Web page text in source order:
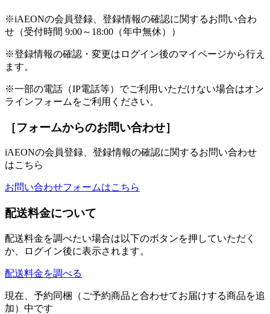
※iAEONの会員登録、登録情報の確認に関するお問い合わ
せ（受付時間 9:00～18:00（年中無休））
※登録情報の確認・変更はログイン後のマイページから行え
ます。
※一部の電話（IP電話等）でご利用いただけない場合はオン
ラインフォームをご利用ください。
［フォームからのお問い合わせ］
iAEONの会員登録、登録情報の確認に関するお問い合わせ
はこちら
お問い合わせフォームはこちら
配送料金について
配送料金を調べたい場合は以下のボタンを押していただく
か、ログイン後に表示されます。
配送料金を調べる
現在、予約同梱（ご予約商品と合わせてお届けする商品を追
加）中です